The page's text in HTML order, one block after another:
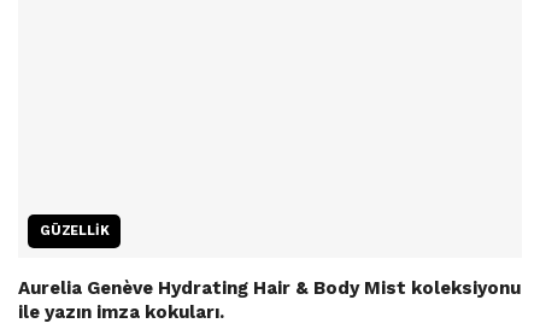
GÜZELLIK
Aurelia Genève Hydrating Hair & Body Mist koleksiyonu
ile yazın imza kokuları.